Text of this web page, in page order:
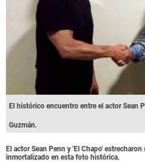
El histórico encuentro entre el actor Sean
Guzmán.
El actor Sean Penn y 'El Chapo'
inmortalizado en esta foto histórica.